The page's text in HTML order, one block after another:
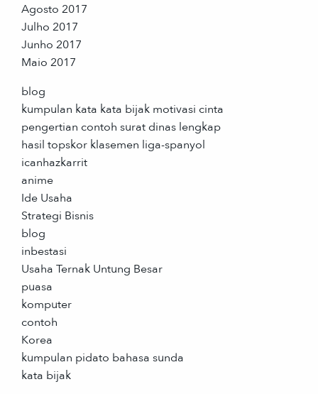
Agosto 2017
Julho 2017
Junho 2017
Maio 2017
blog
kumpulan kata kata bijak motivasi cinta
pengertian contoh surat dinas lengkap
hasil topskor klasemen liga-spanyol
icanhazkarrit
anime
Ide Usaha
Strategi Bisnis
blog
inbestasi
Usaha Ternak Untung Besar
puasa
komputer
contoh
Korea
kumpulan pidato bahasa sunda
kata bijak